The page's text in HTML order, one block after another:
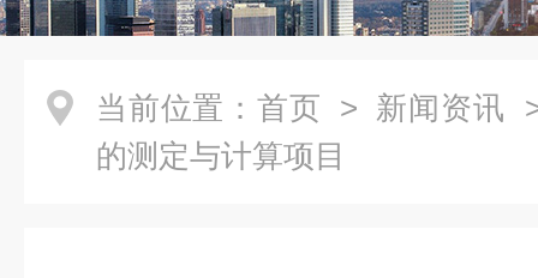
当前位置： 首页 > 新闻资讯
的测定与计算项目